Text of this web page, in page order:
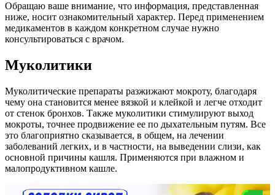
Обращаю ваше внимание, что информация, представленная
ниже, носит ознакомительный характер. Перед применением
медикаментов в каждом конкретном случае нужно
консультироваться с врачом.
Муколитики
Муколитические препараты разжижают мокроту, благодаря
чему она становится менее вязкой и клейкой и легче отходит
от стенок бронхов. Также муколитики стимулируют выход
мокроты, точнее продвижение ее по дыхательным путям. Все
это благоприятно сказывается, в общем, на лечении
заболеваний легких, и в частности, на выведении слизи, как
основной причины кашля. Применяются при влажном и
малопродуктивном кашле.